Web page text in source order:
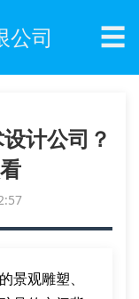
公司 ☰
计公司？
景观雕塑、